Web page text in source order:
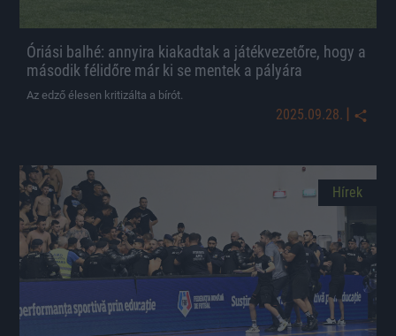
Óriási balhé: annyira kiakadtak a játékvezetőre, hogy a
második félidőre már ki se mentek a pályára
Az edző élesen kritizálta a bírót.
2025.09.28. |
Hírek